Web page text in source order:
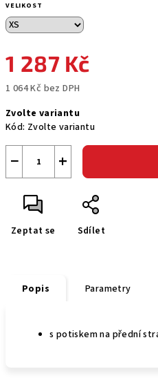
VELIKOST
1 287 Kč
1 064 Kč bez DPH
cena:
Zvolte variantu
Kód: Zvolte variantu
+
−
Zeptat se Sdílet
Popis Parametry
s potiskem na přední